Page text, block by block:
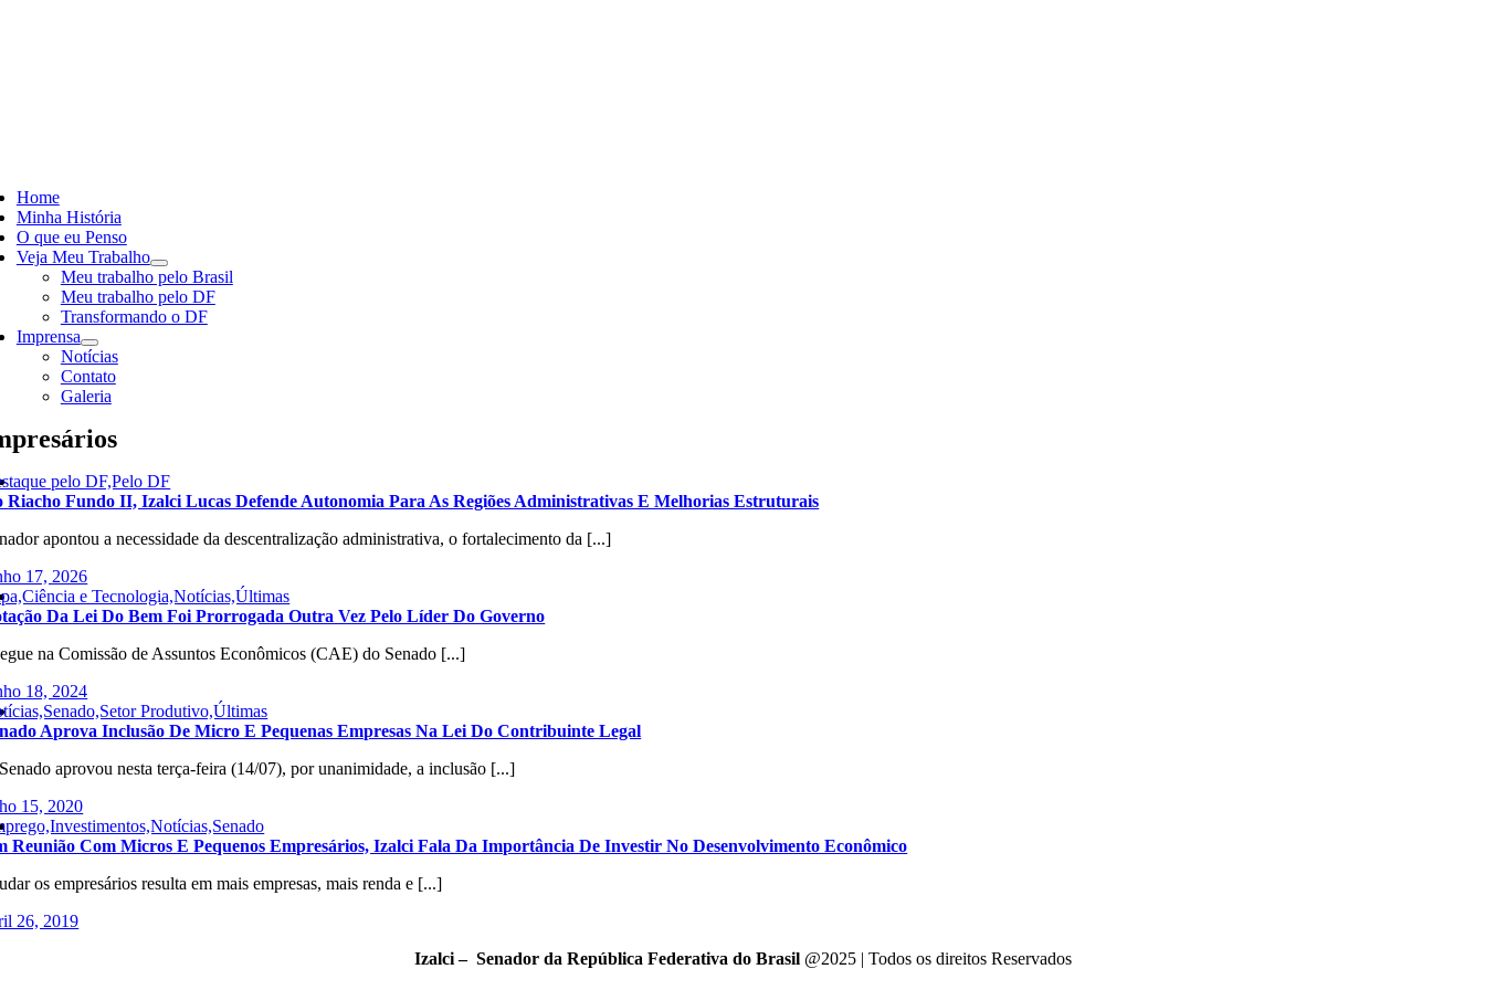
Home
Minha História
O que eu Penso
Veja Meu Trabalho
Meu trabalho pelo Brasil
Meu trabalho pelo DF
Transformando o DF
Imprensa
Notícias
Contato
Galeria
pelo DF,Pelo DF
Riacho Fundo II, Izalci Lucas Defende Autonomia Para As Regiões Administrativas E Melhorias Estruturais
apontou a necessidade da descentralização administrativa, o fortalecimento da [...]
17, 2026
e Tecnologia,Notícias,Últimas
Da Lei Do Bem Foi Prorrogada Outra Vez Pelo Líder Do Governo
na Comissão de Assuntos Econômicos (CAE) do Senado [...]
18, 2024
Produtivo,Últimas
Aprova Inclusão De Micro E Pequenas Empresas Na Lei Do Contribuinte Legal
aprovou nesta terça-feira (14/07), por unanimidade, a inclusão [...]
15, 2020
Reunião Com Micros E Pequenos Empresários, Izalci Fala Da Importância De Investir No Desenvolvimento Econômico
os empresários resulta em mais empresas, mais renda e [...]
26, 2019
Izalci – Senador da República Federativa do Brasil@2025 | Todos os direitos Reservados